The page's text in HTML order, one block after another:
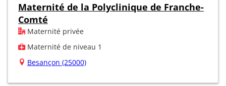
Maternité de la Polyclinique de Franche-
Comté
Maternité privée
Maternité de niveau 1
Besançon (25000)